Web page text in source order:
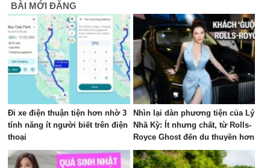
BÀI MỚI ĐĂNG
Đi xe điện thuận tiện hơn nhờ 3
tính năng ít người biết trên điện
thoại
Nhìn lại dàn phương tiện của Lý
Nhã Kỳ: Ít nhưng chất, từ Rolls-
Royce Ghost đến du thuyền hơn
100 tỷ đồng